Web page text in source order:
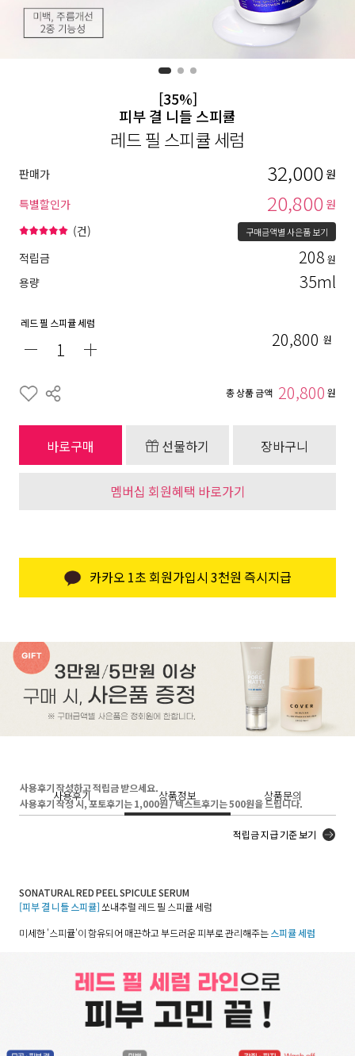
[35%]
피부 결 니들 스피큘
레드 필 스피큘 세럼
판매가 32,000 원
특별할인가
20,800 원
(건) 구매금액별 사은품 보기
적립금 208 원
용량 35ml
레드 필 스피큘 세럼
20,800 원
총 상품 금액 20,800 원
바로구매 선물하기 장바구니
멤버십 회원혜택 바로가기
카카오 1초 회원가입시 3천원 즉시지급
사용후기 상품정보 상품문의
사용후기 작성하고 적립금 받으세요.
사용후기 작성 시, 포토후기는 1,000원 / 텍스트후기는 500원을 드립니다.
적립금 지급 기준 보기
SONATURAL RED PEEL SPICULE SERUM
[피부 결 니들 스피큘] 쏘내추럴 레드 필 스피큘 세럼
미세한 '스피큘'이 함유되어 매끈하고 부드러운 피부로 관리해주는스피큘 세럼